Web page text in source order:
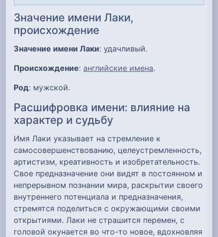
Значение имени Лаки,
происхождение
Значение имени Лаки: удачливый.
Происхождение: английские имена.
Род: мужской.
Расшифровка имени: влияние на
характер и судьбу
Имя Лаки указывает на стремление к
самосовершенствованию, целеустремленность,
артистизм, креативность и изобретательность.
Свое предназначение они видят в постоянном и
непрерывном познании мира, раскрытии своего
внутреннего потенциала и предназначения,
стремятся поделиться с окружающими своими
открытиями. Лаки не страшится перемен, с
головой окунается во что-то новое, вдохновляя